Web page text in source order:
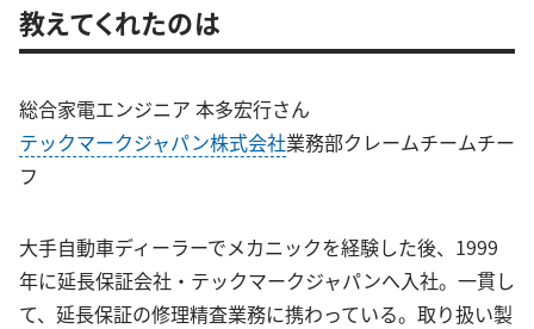
教えてくれたのは
総合家電エンジニア 本多宏行さん
テックマークジャパン株式会社業務部クレームチームチー
フ
大手自動車ディーラーでメカニックを経験した後、1999
年に延長保証会社・テックマークジャパンへ入社。一貫し
て、延長保証の修理精査業務に携わっている。取り扱い製